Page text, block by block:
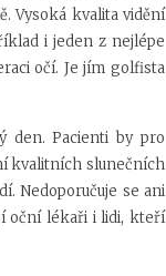
Vysoká kvalita vidění
i jeden z nejlépe
očí. Je jím golfista
den. Pacienti by pro
kvalitních slunečních
Nedoporučuje se ani
oční lékaři i lidi, kteří